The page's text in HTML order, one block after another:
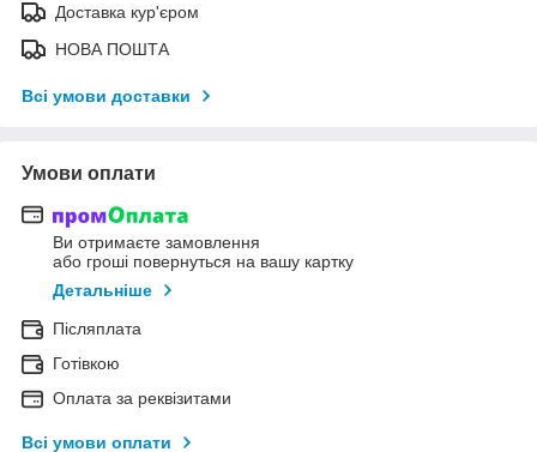
Доставка кур'єром
НОВА ПОШТА
Всі умови доставки
Умови оплати
Ви отримаєте замовлення
або гроші повернуться на вашу картку
Детальніше
Післяплата
Готівкою
Оплата за реквізитами
Всі умови оплати